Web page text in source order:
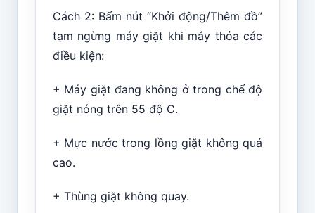
Cách 2: Bấm nút “Khởi động/Thêm đồ”
tạm ngừng máy giặt khi máy thỏa các
điều kiện:
+ Máy giặt đang không ở trong chế độ
giặt nóng trên 55 độ C.
+ Mực nước trong lồng giặt không quá
cao.
+ Thùng giặt không quay.